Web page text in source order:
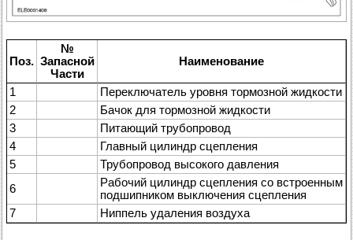
Поз.
№
Запасной
Части
Наименование
1
Переключатель уровня тормозной жидкости
2
Бачок для тормозной жидкости
3
Питающий трубопровод
4
Главный цилиндр сцепления
5
Трубопровод высокого давления
6
Рабочий цилиндр сцепления со встроенным
подшипником выключения сцепления
7
Ниппель удаления воздуха